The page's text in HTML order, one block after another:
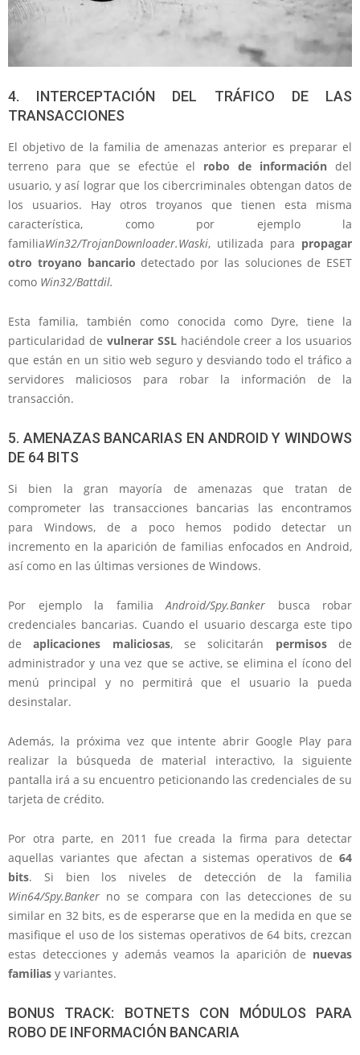
4. INTERCEPTACIÓN DEL TRÁFICO DE LAS
TRANSACCIONES
El objetivo de la familia de amenazas anterior es preparar el
terreno para que se efectúe el robo de información del
usuario, y así lograr que los cibercriminales obtengan datos de
los usuarios. Hay otros troyanos que tienen esta misma
característica, como por ejemplo la
familiaWin32/TrojanDownloader.Waski, utilizada para propagar
otro troyano bancario detectado por las soluciones de ESET
como Win32/Battdil.
Esta familia, también como conocida como Dyre, tiene la
particularidad de vulnerar SSLhaciéndole creer a los usuarios
que están en un sitio web seguro y desviando todo el tráfico a
servidores maliciosos para robar la información de la
transacción.
5. AMENAZAS BANCARIAS EN ANDROID Y WINDOWS
DE 64 BITS
Si bien la gran mayoría de amenazas que tratan de
comprometer las transacciones bancarias las encontramos
para Windows, de a poco hemos podido detectar un
incremento en la aparición de familias enfocados en Android,
así como en las últimas versiones de Windows.
Por ejemplo la familiaAndroid/Spy.Banker busca robar
credenciales bancarias. Cuando el usuario descarga este tipo
deaplicaciones maliciosas, se solicitarán permisosde
administrador y una vez que se active, se elimina el ícono del
menú principal y no permitirá que el usuario la pueda
desinstalar.
Además, la próxima vez que intente abrir Google Play para
realizar la búsqueda de material interactivo, la siguiente
pantalla irá a su encuentro peticionando las credenciales de su
tarjeta de crédito.
Por otra parte, en 2011 fue creada la firma para detectar
aquellas variantes que afectan a sistemas operativos de 64
bits. Si bien los niveles de detección de la familia
Win64/Spy.Banker no se compara con las detecciones de su
similar en 32 bits, es de esperarse que en la medida en que se
masifique el uso de los sistemas operativos de 64 bits, crezcan
estas detecciones y además veamos la aparición de nuevas
familias y variantes.
BONUS TRACK: BOTNETS CON MÓDULOS PARA
ROBO DE INFORMACIÓN BANCARIA